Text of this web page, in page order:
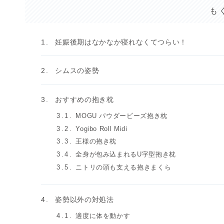
も
妊娠後期はなかなか寝れなくてつらい！
シムスの姿勢
おすすめの抱き枕
MOGU パウダービーズ抱き枕
Yogibo Roll Midi
王様の抱き枕
全身が包み込まれるU字型抱き枕
ニトリの頭も支える抱きまくら
姿勢以外の対処法
適度に体を動かす